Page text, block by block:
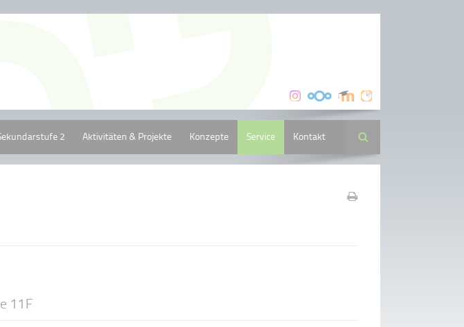
2 Aktivitäten & Projekte Konzepte Service Kontakt Suche
11F